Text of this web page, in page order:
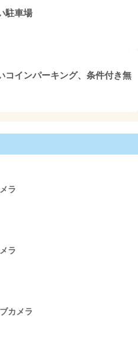
駐車場
コインパーキング、条件付き無
ラ
ラ
カメラ